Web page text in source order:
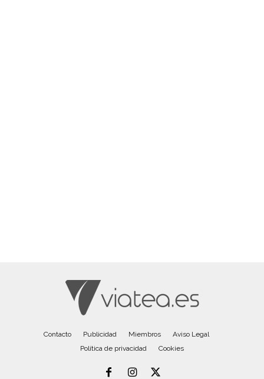
Contacto Publicidad Miembros
Aviso Legal
Política de privacidad
Cookies